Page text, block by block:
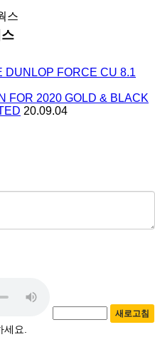
스
DUNLOP FORCE CU 8.1
FOR 2020 GOLD & BLACK
20.09.04
새로고침
요.